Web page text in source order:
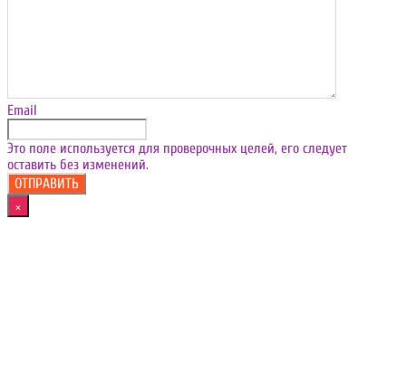
Email
Это поле используется для проверочных целей, его следует
оставить без изменений.
×